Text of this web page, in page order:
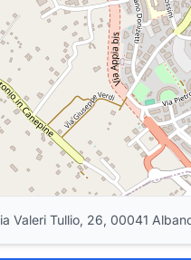
Valeri Tullio, 26, 00041